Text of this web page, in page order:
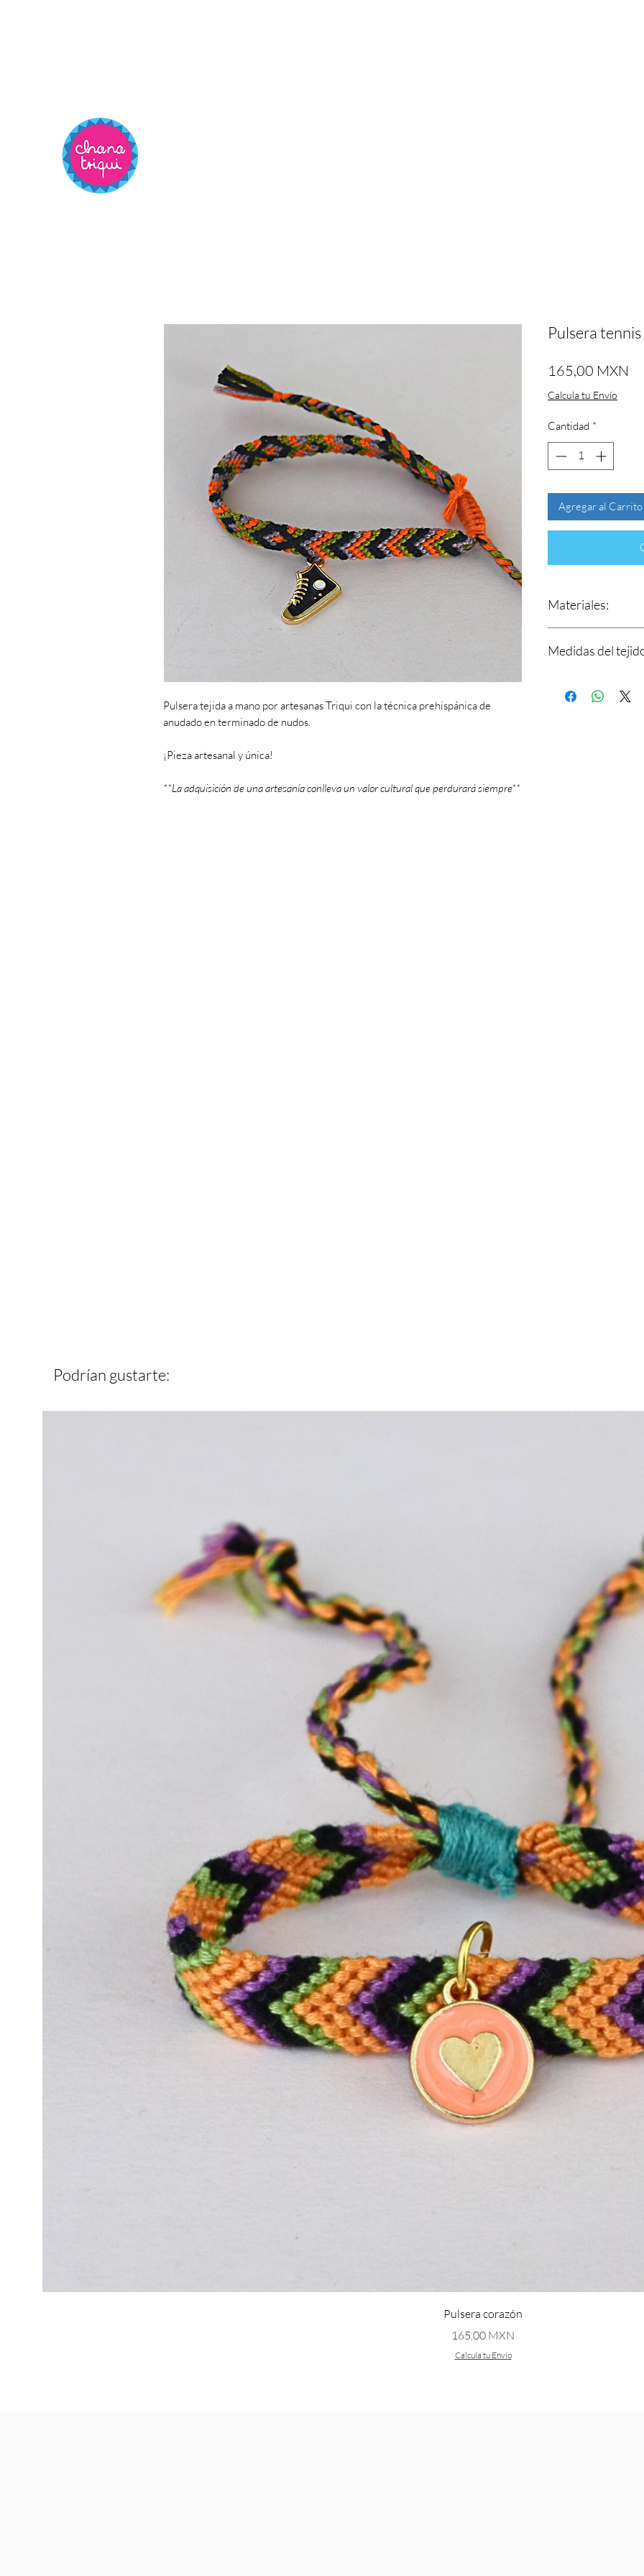
Pulsera tejida a mano por artesanas Triqui con la técnica prehispánica de
anudado en terminado de nudos.
¡Pieza artesanal y única!
**La adquisición de una artesanía conlleva un valor cultural que perdurará siempre**
Pulsera tennis
165,00 MXN
Calcula tu Envío
Cantidad *
Agregar al Carrito
Materiales:
ajusta a tu
Medidas del
Ancho: 7 mm
Podrían gustarte:
Vista rápida
Pulsera corazón
Precio
165,00 MXN
Calcula tu Envío